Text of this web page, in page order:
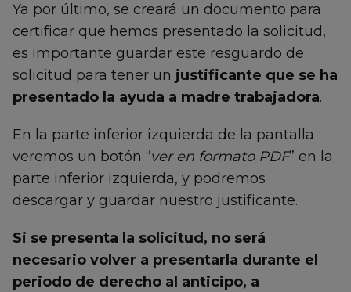
Ya por último, se creará un documento para
certificar que hemos presentado la solicitud,
es importante guardar este resguardo de
solicitud para tener un justificante que se ha
presentado la ayuda a madre trabajadora.
En la parte inferior izquierda de la pantalla
veremos un botón “ver en formato PDF” en la
parte inferior izquierda, y podremos
descargar y guardar nuestro justificante.
Si se presenta la solicitud, no será
necesario volver a presentarla durante el
periodo de derecho al anticipo, a